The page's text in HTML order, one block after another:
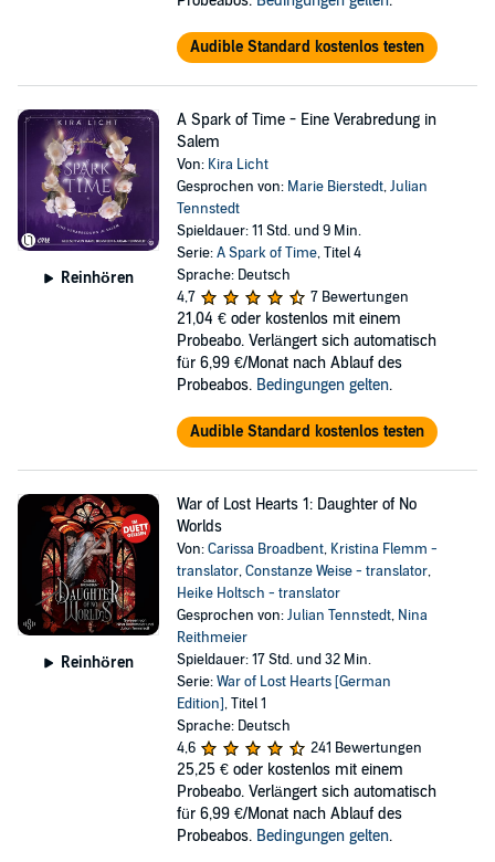
Audible Standard kostenlos testen
Reinhören
A Spark of Time - Eine Verabredung in
Salem
Von: Kira Licht
Gesprochen von: Marie Bierstedt,Julian
Tennstedt
Spieldauer: 11 Std. und 9 Min.
Serie:A Spark of Time, Titel 4
Sprache: Deutsch
4,7
7 Bewertungen
21,04 € oder kostenlos mit einem
Probeabo. Verlängert sich automatisch
für 6,99 €/Monat nach Ablauf des
Probeabos. Bedingungen gelten.
Audible Standard kostenlos testen
Reinhören
War of Lost Hearts 1: Daughter of No
Worlds
Von:Carissa Broadbent, Kristina Flemm -
translator,Constanze Weise - translator,
Heike Holtsch - translator
Gesprochen von:Julian Tennstedt, Nina
Reithmeier
Spieldauer: 17 Std. und 32 Min.
Serie:War of Lost Hearts [German
Edition], Titel 1
Sprache: Deutsch
4,6
241 Bewertungen
25,25 € oder kostenlos mit einem
Probeabo. Verlängert sich automatisch
für 6,99 €/Monat nach Ablauf des
Probeabos. Bedingungen gelten.